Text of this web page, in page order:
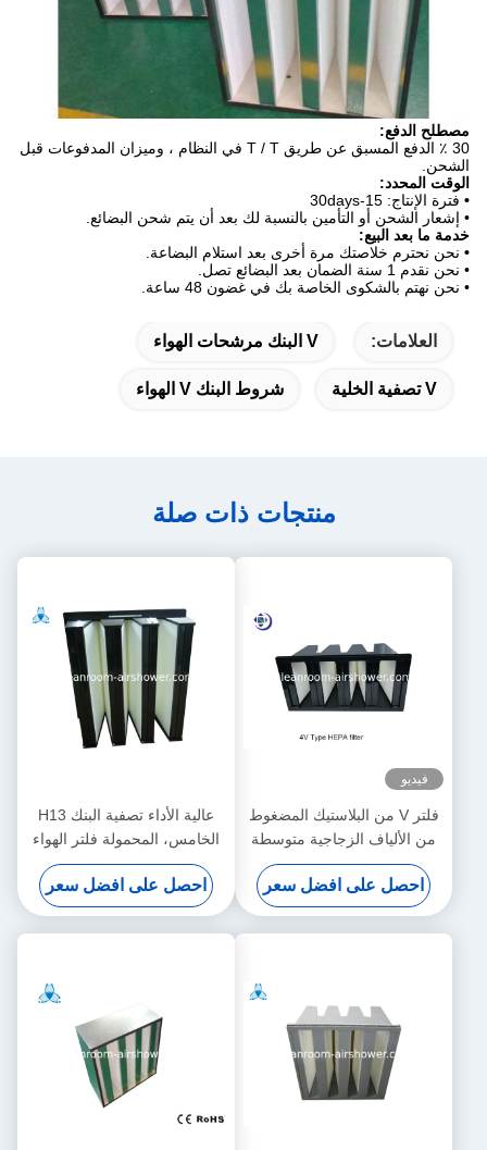
مصطلح الدفع:
30 ٪ الدفع المسبق عن طريق T / T في النظام ، وميزان المدفوعات قبل
الشحن.
الوقت المحدد:
• فترة الإنتاج: 15-30days
• إشعار الشحن أو التأمين بالنسبة لك بعد أن يتم شحن البضائع.
خدمة ما بعد البيع:
• نحن نحترم خلاصتك مرة أخرى بعد استلام البضاعة.
• نحن نقدم 1 سنة الضمان بعد البضائع تصل.
• نحن نهتم بالشكوى الخاصة بك في غضون 48 ساعة.
العلامات: V البنك مرشحات الهواء
V تصفية الخلية شروط البنك V الهواء
منتجات ذات صلة
فيديو
فلتر V من البلاستيك المضغوط
من الألياف الزجاجية متوسطة
الحجم
احصل على افضل سعر
عالية الأداء تصفية البنك H13
الخامس، المحمولة فلتر الهواء
لمستشفى غرفة العمليات
احصل على افضل سعر